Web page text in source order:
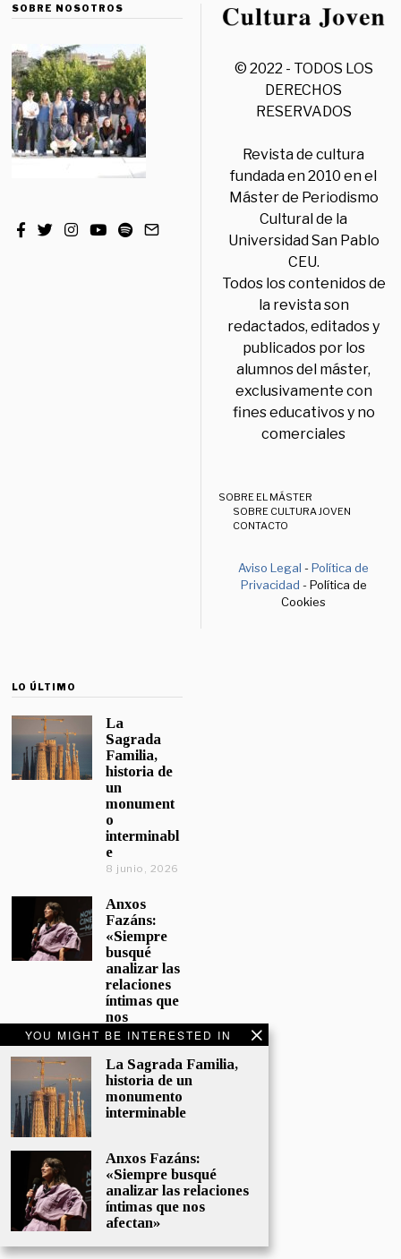
YOU MIGHT BE INTERESTED IN
La Sagrada Familia,
historia de un
monumento
interminable
Anxos Fazáns:
«Siempre busqué
analizar las relaciones
íntimas que nos
afectan»
SOBRE NOSOTROS
© 2022 - TODOS LOS
DERECHOS
RESERVADOS
Revista de cultura
fundada en 2010 en el
Máster de Periodismo
Cultural de la
Universidad San Pablo
CEU.
Todos los contenidos de
la revista son
redactados, editados y
publicados por los
alumnos del máster,
exclusivamente con
fines educativos y no
comerciales
SOBRE EL MÁSTER
SOBRE CULTURA JOVEN
CONTACTO
Aviso Legal -Política de
Privacidad - Política de
Cookies
LO ÚLTIMO
La
Sagrada
Familia,
historia de
un
monument
o
interminabl
e
8 junio, 2026
Anxos
Fazáns:
«Siempre
busqué
analizar las
relaciones
íntimas que
nos
afectan»
5 junio, 2026
El hijo de la
cómica, el
homenaje
Sacristán a
Fernán
Gómez
28 mayo,
2026